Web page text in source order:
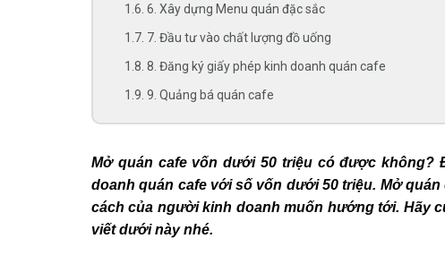
1.6. 6. Xây dựng Menu quán đặc sắc
1.7. 7. Đầu tư vào chất lượng đồ uống
1.8. 8. Đăng ký giấy phép kinh doanh quán cafe
1.9. 9. Quảng bá quán cafe
Mở quán cafe vốn dưới 50 triệu có được
doanh quán cafe với số vốn dưới 50 triệu. Mở
cách của người kinh doanh muốn hướng tới. Hãy
viết dưới này nhé.